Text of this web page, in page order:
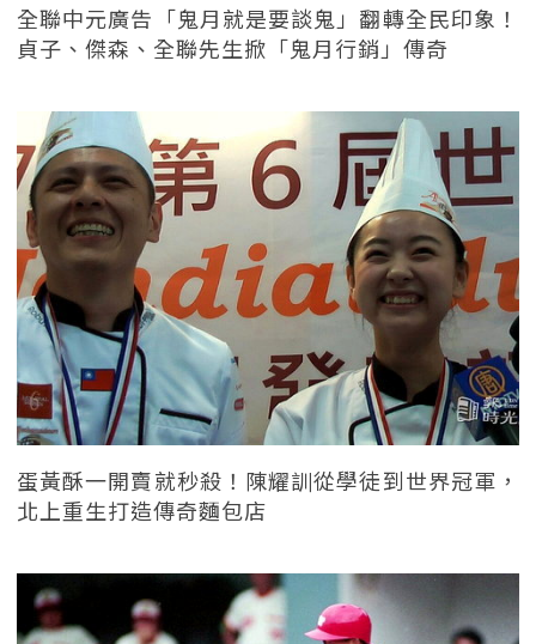
全聯中元廣告「鬼月就是要談鬼」翻轉全民印象！
貞子、傑森、全聯先生掀「鬼月行銷」傳奇
蛋黃酥一開賣就秒殺！陳耀訓從學徒到世界冠軍，
北上重生打造傳奇麵包店